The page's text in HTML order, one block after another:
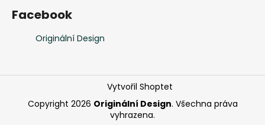
Facebook
Originální Design
Vytvořil Shoptet
Copyright 2026 Originální Design. Všechna práva
vyhrazena.